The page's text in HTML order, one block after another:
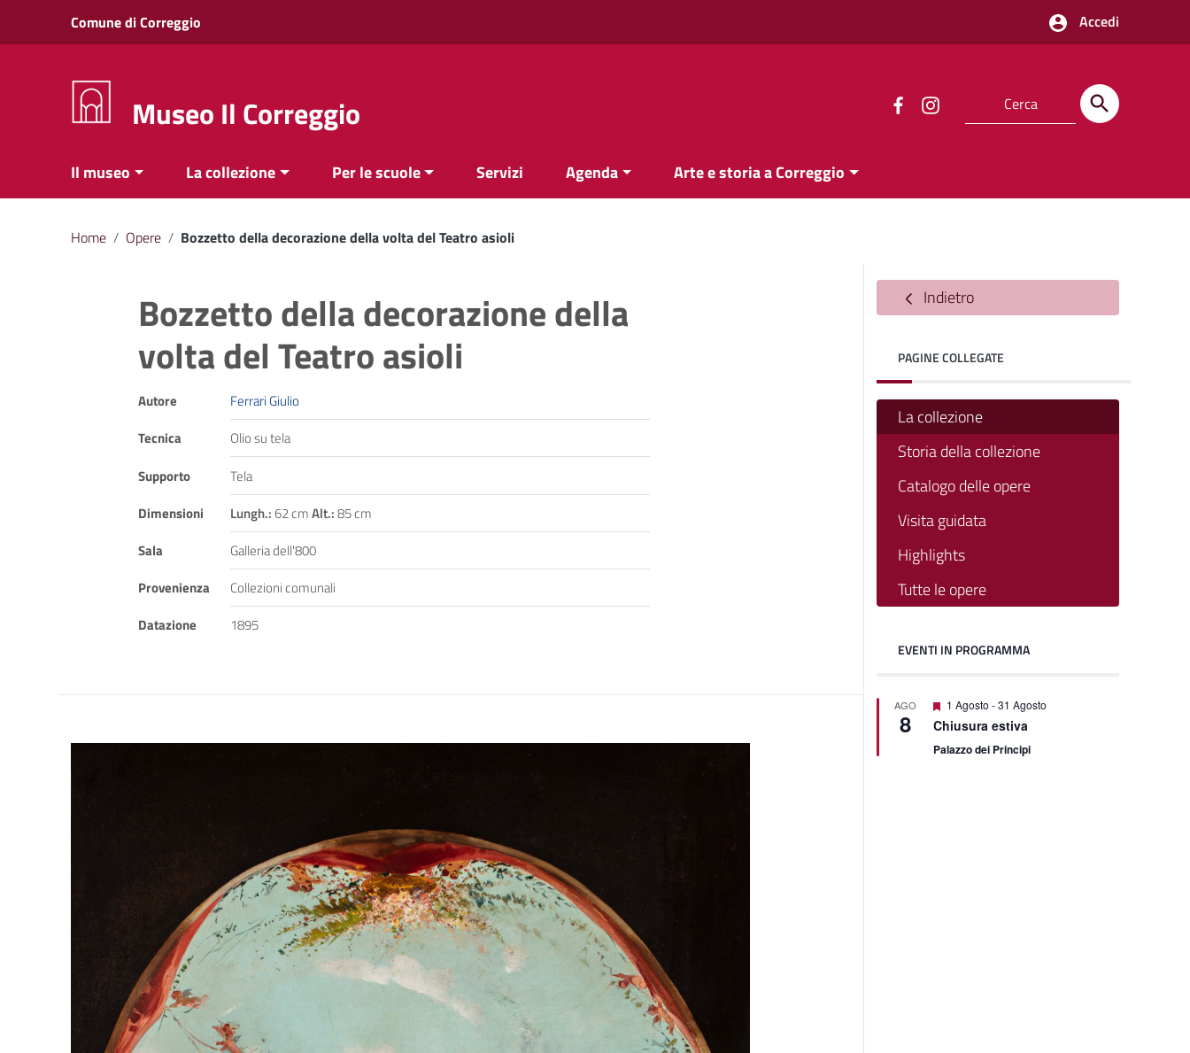
Vai ai contenuti
Vai al menu di navigazione
Comune di Correggio Accedi
Museo Il Correggio
Il museo La collezione Per le scuole Servizi Agenda Arte e storia a Correggio
Home / Opere / Bozzetto della decorazione della volta del Teatro asioli
Bozzetto della decorazione della
volta del Teatro asioli
Autore
Ferrari Giulio
Tecnica
Olio su tela
Supporto
Tela
Dimensioni
Lungh.:62 cmAlt.:85 cm
Sala
Galleria dell'800
Provenienza
Collezioni comunali
Datazione
1895
Indietro
PAGINE COLLEGATE
La collezione
Storia della collezione
Catalogo delle opere
Visita guidata
Highlights
Tutte le opere
EVENTI IN PROGRAMMA
AGO
8
Featured
1 Agosto -31 Agosto
Chiusura estiva
Palazzo dei Principi